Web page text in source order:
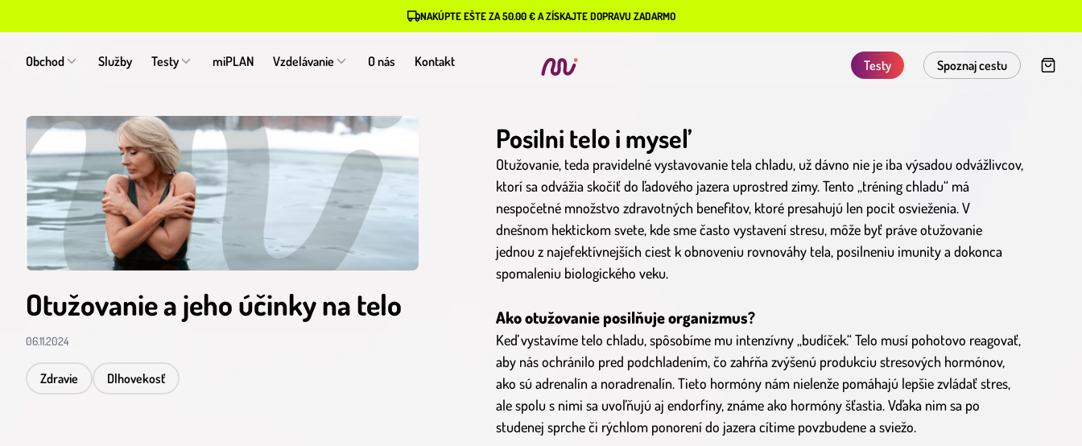
NAKÚPTE EŠTE ZA 50.00 € A ZÍSKAJTE DOPRAVU ZADARMO
Obchod Služby Testy miPLAN Vzdelávanie O nás Kontakt Testy Spoznaj cestu
Otužovanie a jeho účinky na telo
06.11.2024
Zdravie Dlhovekosť
Posilni telo i myseľ
Otužovanie, teda pravidelné vystavovanie tela chladu, už dávno nie je iba výsadou odvážlivcov,
ktorí sa odvážia skočiť do ľadového jazera uprostred zimy. Tento „tréning chladu“ má
nespočetné množstvo zdravotných benefitov, ktoré presahujú len pocit osvieženia. V
dnešnom hektickom svete, kde sme často vystavení stresu, môže byť práve otužovanie
jednou z najefektívnejších ciest k obnoveniu rovnováhy tela, posilneniu imunity a dokonca
spomaleniu biologického veku.
Ako otužovanie posilňuje organizmus?
Keď vystavíme telo chladu, spôsobíme mu intenzívny „budíček.“ Telo musí pohotovo reagovať,
aby nás ochránilo pred podchladením, čo zahŕňa zvýšenú produkciu stresových hormónov,
ako sú adrenalín a noradrenalín. Tieto hormóny nám nielenže pomáhajú lepšie zvládať stres,
ale spolu s nimi sa uvoľňujú aj endorfíny, známe ako hormóny šťastia. Vďaka nim sa po
studenej sprche či rýchlom ponorení do jazera cítime povzbudene a sviežo.